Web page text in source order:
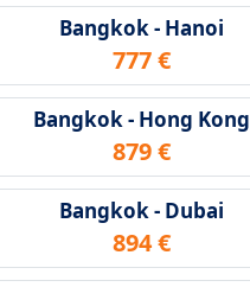
Bangkok - Hanoi
777 €
Bangkok - Hong Kong
879 €
Bangkok - Dubai
894 €